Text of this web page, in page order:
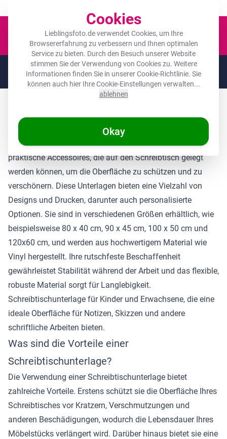
Cookies
Lieblingsfoto.de verwendet Cookies, um Ihre
Browsererfahrung zu verbessern und Ihnen optimalen
Service zu bieten. Durch den Besuch unserer Website
stimmen Sie der Verwendung von Cookies zu. Weitere
Informationen finden Sie in unsererCookie-Richtlinie. Sie
können auch hier Ihre Cookie-Einstellungen verwalten...
ablehnen
Okay
SOMMERDEALS:Die höchsten Rabatte des Jahres auf deine
Lieblingsgeschenke! 🌞
Schreibtischunterlagen, auch bekannt als
Schreibunterlagen oder Schreibtischtischunterlagen, sind
praktische Accessoires, die auf den Schreibtisch gelegt
werden können, um die Oberfläche zu schützen und zu
verschönern. Diese Unterlagen bieten eine Vielzahl von
Designs und Drucken, darunter auch personalisierte
Optionen. Sie sind in verschiedenen Größen erhältlich, wie
beispielsweise 80 x 40 cm, 90 x 45 cm, 100 x 50 cm und
120x60 cm, und werden aus hochwertigem Material wie
Vinyl hergestellt. Ihre rutschfeste Beschaffenheit
gewährleistet Stabilität während der Arbeit und das flexible,
robuste Material sorgt für Langlebigkeit.
Schreibtischunterlage für Kinder und Erwachsene, die eine
ideale Oberfläche für Notizen, Skizzen und andere
schriftliche Arbeiten bieten.
Was sind die Vorteile einer
Schreibtischunterlage?
Die Verwendung einer Schreibtischunterlage bietet
zahlreiche Vorteile. Erstens schützt sie die Oberfläche Ihres
Schreibtisches vor Kratzern, Verschmutzungen und
anderen Beschädigungen, wodurch die Lebensdauer Ihres
Möbelstücks verlängert wird. Darüber hinaus bietet sie eine